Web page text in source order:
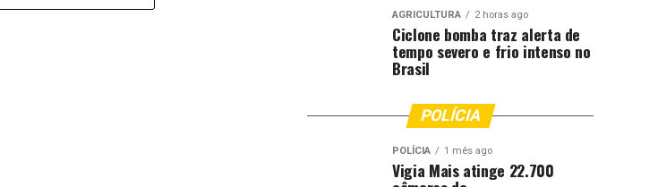
AGRICULTURA 2 horas ago
Ciclone bomba traz alerta de
tempo severo e frio intenso no
Brasil
POLÍCIA
POLÍCIA 1 mês ago
Vigia Mais atinge 22.700